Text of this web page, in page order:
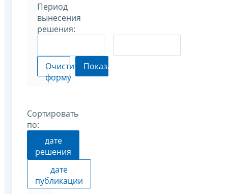
Период
вынесения
решения:
Очистить
форму
Показать
Сортировать
по:
дате
решения
дате
публикации